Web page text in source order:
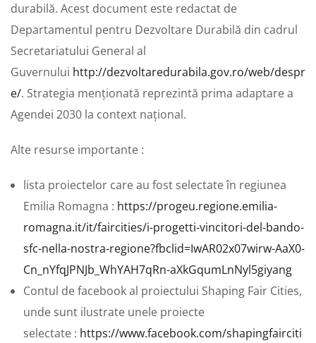
durabilă. Acest document este redactat de
Departamentul pentru Dezvoltare Durabilă din cadrul
Secretariatului General al
Guvernului http://dezvoltaredurabila.gov.ro/web/despr
e/. Strategia menționată reprezintă prima adaptare a
Agendei 2030 la context național.
Alte resurse importante :
lista proiectelor care au fost selectate în regiunea
Emilia Romagna : https://progeu.regione.emilia-
romagna.it/it/faircities/i-progetti-vincitori-del-bando-
sfc-nella-nostra-regione?fbclid=IwAR02x07wirw-AaX0-
Cn_nYfqJPNJb_WhYAH7qRn-aXkGqumLnNyl5giyang
Contul de facebook al proiectului Shaping Fair Cities,
unde sunt ilustrate unele proiecte
selectate : https://www.facebook.com/shapingfairciti